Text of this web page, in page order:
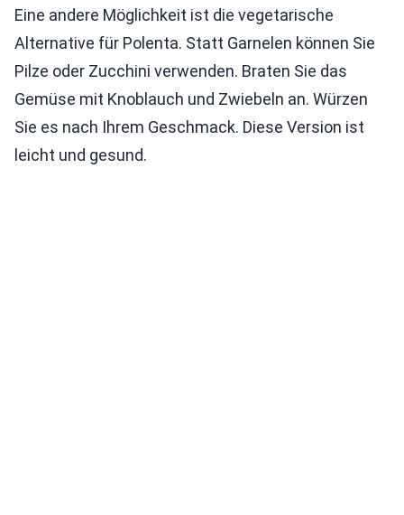
Eine andere Möglichkeit ist die vegetarische
Alternative für Polenta. Statt Garnelen können Sie
Pilze oder Zucchini verwenden. Braten Sie das
Gemüse mit Knoblauch und Zwiebeln an. Würzen
Sie es nach Ihrem Geschmack. Diese Version ist
leicht und gesund.